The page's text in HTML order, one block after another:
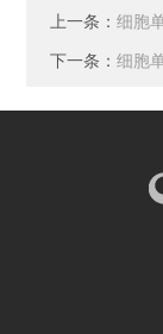
上一条：细胞单
下一条：细胞